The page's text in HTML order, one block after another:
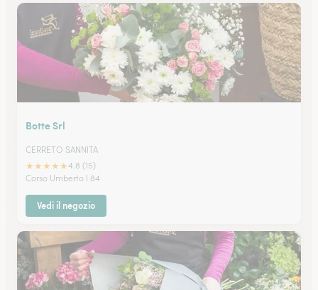
Botte Srl
CERRETO SANNITA
★★★★★4.8 (15)
Corso Umberto I 84
Vedi il negozio